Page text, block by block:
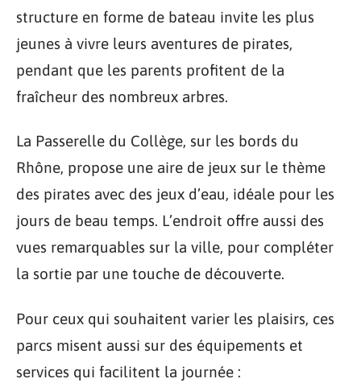
structure en forme de bateau invite les plus
jeunes à vivre leurs aventures de pirates,
pendant que les parents profitent de la
fraîcheur des nombreux arbres.
La Passerelle du Collège, sur les bords du
Rhône, propose une aire de jeux sur le thème
des pirates avec des jeux d’eau, idéale pour les
jours de beau temps. L’endroit offre aussi des
vues remarquables sur la ville, pour compléter
la sortie par une touche de découverte.
Pour ceux qui souhaitent varier les plaisirs, ces
parcs misent aussi sur des équipements et
services qui facilitent la journée :